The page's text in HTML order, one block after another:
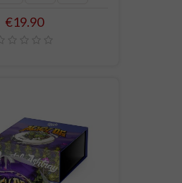
Price
€19.90